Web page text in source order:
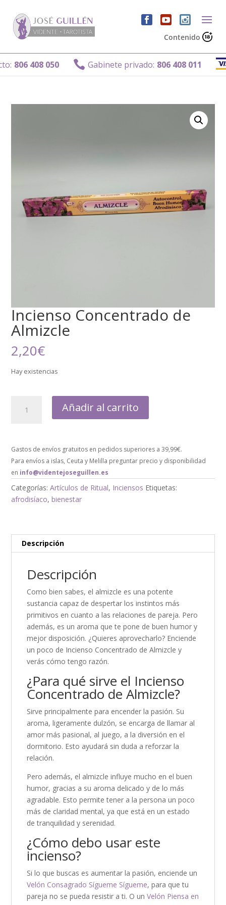
Contenido
806 408 050 Gabinete privado: 806 408 011
Incienso Concentrado de
Almizcle
2,20€
Hay existencias
Añadir al carrito
Gastos de envíos gratuitos en pedidos superiores a 39,99€.
Para envíos a islas, Ceuta y Melilla preguntar precio y disponibilidad
en info@videntejoseguillen.es
Categorías:Artículos de Ritual, Inciensos Etiquetas:
afrodisíaco,bienestar
Descripción
Descripción
Como bien sabes, el almizcle es una potente
sustancia capaz de despertar los instintos más
primitivos en cuanto a las relaciones de pareja. Pero
además, es un aroma que te pone de buen humor y
mejor disposición. ¿Quieres aprovecharlo? Enciende
un poco de Incienso Concentrado de Almizcle y
verás cómo tengo razón.
¿Para qué sirve el Incienso
Concentrado de Almizcle?
Sirve principalmente para encender la pasión. Su
aroma, ligeramente dulzón, se encarga de llamar al
amor más pasional, al juego, a la diversión en el
dormitorio. Esto ayudará sin duda a reforzar la
relación.
Pero además, el almizcle influye mucho en el buen
humor, gracias a su aroma delicado y de lo más
agradable. Esto permite tener a la persona un poco
más de claridad mental, ya que está en un estado
de tranquilidad y serenidad.
¿Cómo debo usar este
incienso?
Si lo que buscas es aumentar la pasión, enciende un
Velón Consagrado Sígueme Sígueme, para que tu
pareja no se pueda resistir a ti. O unVelón Piensa en